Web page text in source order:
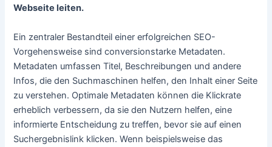
Webseite leiten.
Ein zentraler Bestandteil einer erfolgreichen SEO-
Vorgehensweise sind conversionstarke Metadaten.
Metadaten umfassen Titel, Beschreibungen und andere
Infos, die den Suchmaschinen helfen, den Inhalt einer Seite
zu verstehen. Optimale Metadaten können die Klickrate
erheblich verbessern, da sie den Nutzern helfen, eine
informierte Entscheidung zu treffen, bevor sie auf einen
Suchergebnislink klicken. Wenn beispielsweise das